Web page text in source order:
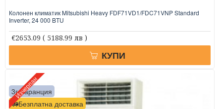
Колонен климатик Mitsubishi Heavy FDF71VD1/FDC71VNP Standard
Inverter, 24 000 BTU
€2653.09 ( 5188.99 лв )
КУПИ
Безплатна доставка
3г. гаранция
Изчерпан